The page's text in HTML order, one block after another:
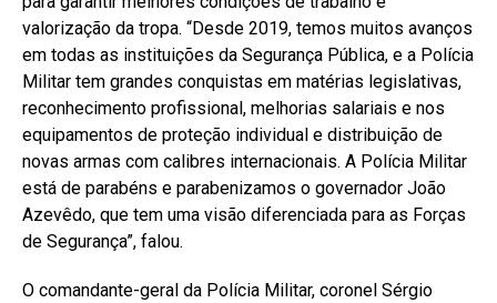
valorização da tropa. “Desde 2019, temos muitos avanços
em todas as instituições da Segurança Pública, e a Polícia
Militar tem grandes conquistas em matérias legislativas,
reconhecimento profissional, melhorias salariais e nos
equipamentos de proteção individual e distribuição de
novas armas com calibres internacionais. A Polícia Militar
está de parabéns e parabenizamos o governador João
Azevêdo, que tem uma visão diferenciada para as Forças
de Segurança”, falou.
O comandante-geral da Polícia Militar, coronel Sérgio